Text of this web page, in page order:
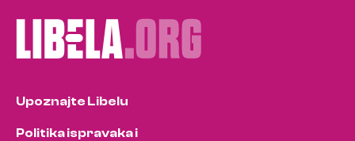
Upoznajte Libelu
Politika ispravaka i